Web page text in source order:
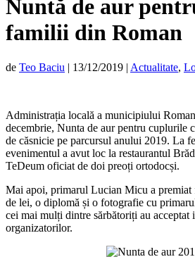
Nuntă de aur
familii din Roman
de Teo Baciu | 13/12/2019 | Actualitate,
Administrația locală a municipiului
decembrie, Nunta de aur pentru cuplurile
de căsnicie pe parcursul anului 2019. La
evenimentul a avut loc la restaurantul
TeDeum oficiat de doi preoți ortodocși.
Mai apoi, primarul Lucian Micu a premiat
de lei, o diplomă și o fotografie cu
cei mai mulți dintre sărbătoriți au acceptat
organizatorilor.